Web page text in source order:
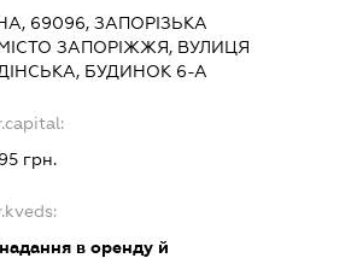
69096, ЗАПОРІЗЬКА
ЗАПОРІЖЖЯ, ВУЛИЦЯ
БУДИНОК 6-А
грн.
в оренду й